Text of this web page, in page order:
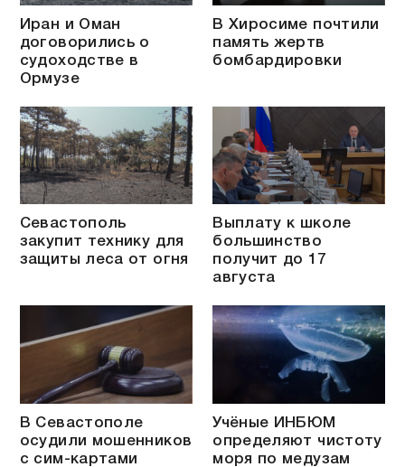
Иран и Оман
договорились о
судоходстве в
Ормузе
В Хиросиме почтили
память жертв
бомбардировки
Севастополь
закупит технику для
защиты леса от огня
Выплату к школе
большинство
получит до 17
августа
В Севастополе
осудили мошенников
с сим-картами
Учёные ИНБЮМ
определяют чистоту
моря по медузам